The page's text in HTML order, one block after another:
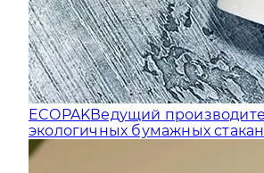
ECOPAKВедущий
экологичных бумажных